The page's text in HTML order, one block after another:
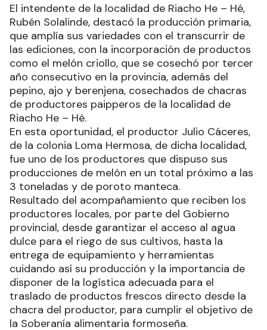
El intendente de la localidad de Riacho He – Hé,
Rubén Solalinde, destacó la producción primaria,
que amplía sus variedades con el transcurrir de
las ediciones, con la incorporación de productos
como el melón criollo, que se cosechó por tercer
año consecutivo en la provincia, además del
pepino, ajo y berenjena, cosechados de chacras
de productores paipperos de la localidad de
Riacho He – Hé.
En esta oportunidad, el productor Julio Cáceres,
de la colonia Loma Hermosa, de dicha localidad,
fue uno de los productores que dispuso sus
producciones de melón en un total próximo a las
3 toneladas y de poroto manteca.
Resultado del acompañamiento que reciben los
productores locales, por parte del Gobierno
provincial, desde garantizar el acceso al agua
dulce para el riego de sus cultivos, hasta la
entrega de equipamiento y herramientas
cuidando así su producción y la importancia de
disponer de la logística adecuada para el
traslado de productos frescos directo desde la
chacra del productor, para cumplir el objetivo de
la Soberanía alimentaria formoseña.